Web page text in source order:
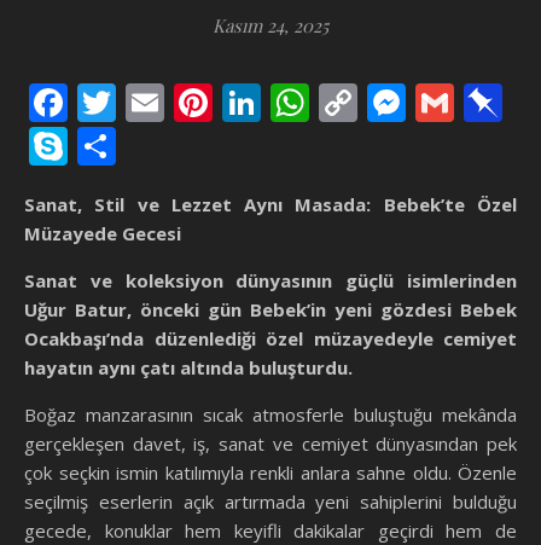
Kasım 24, 2025
Facebook
Twitter
EmailPinterest
LinkedIn
WhatsApp
Copy
Skype
Sanat, Stil ve Lezzet Aynı Masada: Bebek’te Özel
Müzayede Gecesi
Sanat ve koleksiyon dünyasının güçlü isimlerinden
Uğur Batur, önceki gün Bebek’in yeni gözdesi Bebek
Ocakbaşı’nda düzenlediği özel müzayedeyle cemiyet
hayatın aynı çatı altında buluşturdu.
Boğaz manzarasının sıcak atmosferle buluştuğu mekânda
gerçekleşen davet, iş, sanat ve cemiyet dünyasından pek
çok seçkin ismin katılımıyla renkli anlara sahne oldu. Özenle
seçilmiş eserlerin açık artırmada yeni sahiplerini bulduğu
gecede, konuklar hem keyifli dakikalar geçirdi hem de